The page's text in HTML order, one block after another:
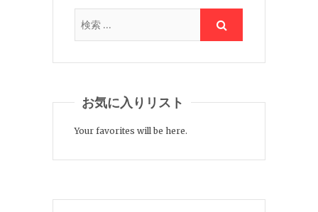
お気に入りリスト
Your favorites will be here.